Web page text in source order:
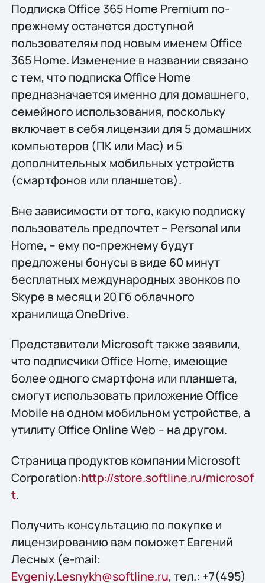
Подписка Office 365 Home Premium по-
прежнему останется доступной
пользователям под новым именем Office
365 Home. Изменение в названии связано
с тем, что подписка Office Home
предназначается именно для домашнего,
семейного использования, поскольку
включает в себя лицензии для 5 домашних
компьютеров (ПК или Mac) и 5
дополнительных мобильных устройств
(смартфонов или планшетов).
Вне зависимости от того, какую подписку
пользователь предпочтет – Personal или
Home, – ему по-прежнему будут
предложены бонусы в виде 60 минут
бесплатных международных звонков по
Skype в месяц и 20 Гб облачного
хранилища OneDrive.
Представители Microsoft также заявили,
что подписчики Office Home, имеющие
более одного смартфона или планшета,
смогут использовать приложение Office
Mobile на одном мобильном устройстве, а
утилиту Office Online Web – на другом.
Страница продуктов компании Microsoft
Corporation:http://store.softline.ru/microsof
t.
Получить консультацию по покупке и
лицензированию вам поможет Евгений
Лесных (e-mail:
Evgeniy.Lesnykh@softline.ru, тел.: +7(495)